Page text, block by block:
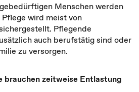
Menschen werden
wird meist von
Pflegende
auch berufstätig sind oder
zu versorgen.
brauchen zeitweise Entlastung